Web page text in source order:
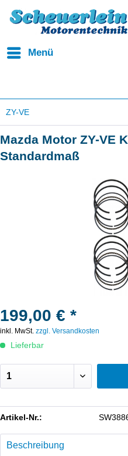
Menü
ZY-VE
Mazda Motor ZY-VE
Standardmaß
199,00 € *
inkl. MwSt. zzgl. Versandkosten
Lieferbar
Artikel-Nr.:
Beschreibung